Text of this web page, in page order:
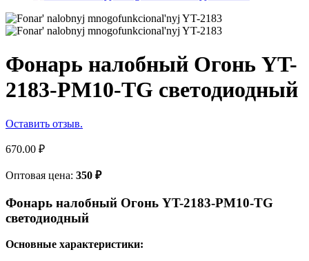
Фонарь налобный Огонь YT-
2183-PM10-TG светодиодный
Оставить отзыв.
670.00 ₽
Оптовая цена: 350 ₽
Фонарь налобный Огонь YT-2183-PM10-TG
светодиодный
Основные характеристики: